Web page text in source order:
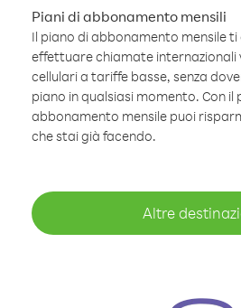
Piani di abbonamento mensili
Il piano di abbonamento mensile
effettuare chiamate internazionali
cellulari a tariffe basse, senza
piano in qualsiasi momento. Con il
abbonamento mensile puoi
che stai già facendo.
Altre